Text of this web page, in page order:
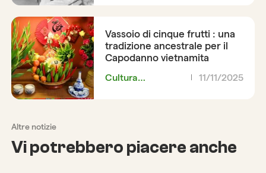
Vassoio di cinque frutti : una
tradizione ancestrale per il
Capodanno vietnamita
Cultura
11/11/2025
Altre notizie
Vi potrebbero piacere anche